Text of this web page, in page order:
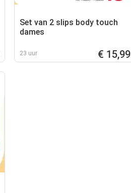
Set van 2 slips body touch
dames
23 uur € 15,99